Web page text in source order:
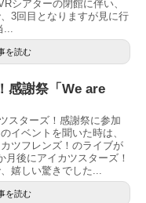
シアターの閉館に伴い、
3回目となりますが見に行
を読む
感謝祭「We are
スターズ！感謝祭に参加
イベントを聞いた時は、
ツフレンズ！のライブが
後にアイカツスターズ！
嬉しい驚きでした...
を読む